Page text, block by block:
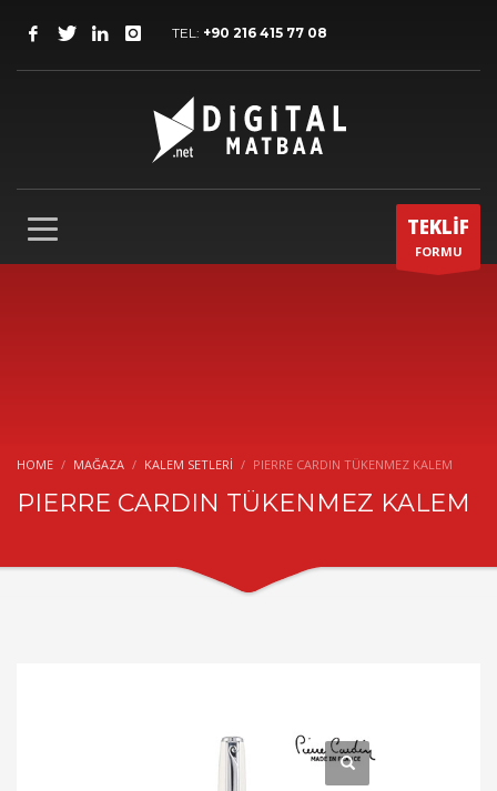
TEL: +90 216 415 77 08
TEKLİF
FORMU
HOME MAĞAZA KALEM SETLERI PIERRE CARDIN TÜKENMEZ KALEM
PIERRE CARDIN TÜKENMEZ KALEM